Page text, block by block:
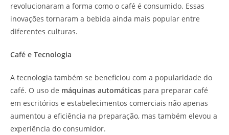
revolucionaram a forma como o café é consumido. Essas
inovações tornaram a bebida ainda mais popular entre
diferentes culturas.
Café e Tecnologia
A tecnologia também se beneficiou com a popularidade do
café. O uso de máquinas automáticas para preparar café
em escritórios e estabelecimentos comerciais não apenas
aumentou a eficiência na preparação, mas também elevou a
experiência do consumidor.